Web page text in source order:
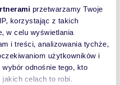
przetwarzamy Twoje
korzystając z takich
w celu wyświetlania
i treści, analizowania tychże,
użytkowników i
odnośnie tego, kto
celach to robi.